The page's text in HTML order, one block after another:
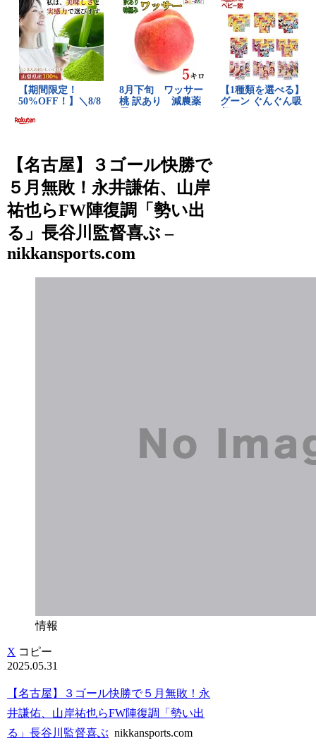
【名古屋】３ゴール快勝で
５月無敗！永井謙佑、山岸
祐也らFW陣復調「勢い出
る」長谷川監督喜ぶ –
nikkansports.com
情報
X コピー
2025.05.31
【名古屋】３ゴール快勝で５月無敗！永
井謙佑、山岸祐也らFW陣復調「勢い出
る」長谷川監督喜ぶ nikkansports.com